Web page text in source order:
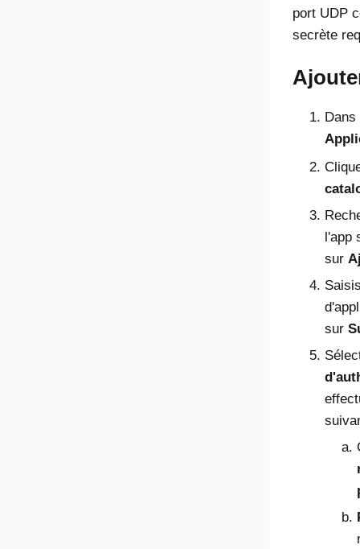
port UDP
secrète
l'app
sur
sur